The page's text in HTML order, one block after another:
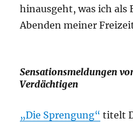
hinausgeht, was ich als
Abenden meiner
Sensationsmeldungen
Verdächtigen
„Die Sprengung“ titelt